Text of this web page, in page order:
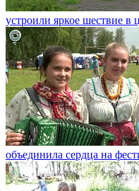
устроили яркое шествие в
объединила сердца на